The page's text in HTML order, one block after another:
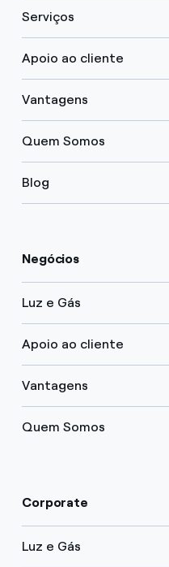
Serviços
Apoio ao cliente
Vantagens
Quem Somos
Blog
Negócios
Luz e Gás
Apoio ao cliente
Vantagens
Quem Somos
Corporate
Luz e Gás